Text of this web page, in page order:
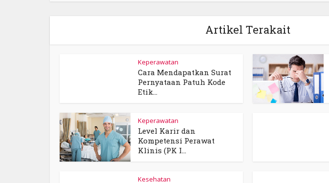
Artikel Terakait
Keperawatan
Cara Mendapatkan Surat
Pernyataan Patuh Kode
Etik...
Keperawatan
Level Karir dan
Kompetensi Perawat
Klinis (PK I...
Kesehatan